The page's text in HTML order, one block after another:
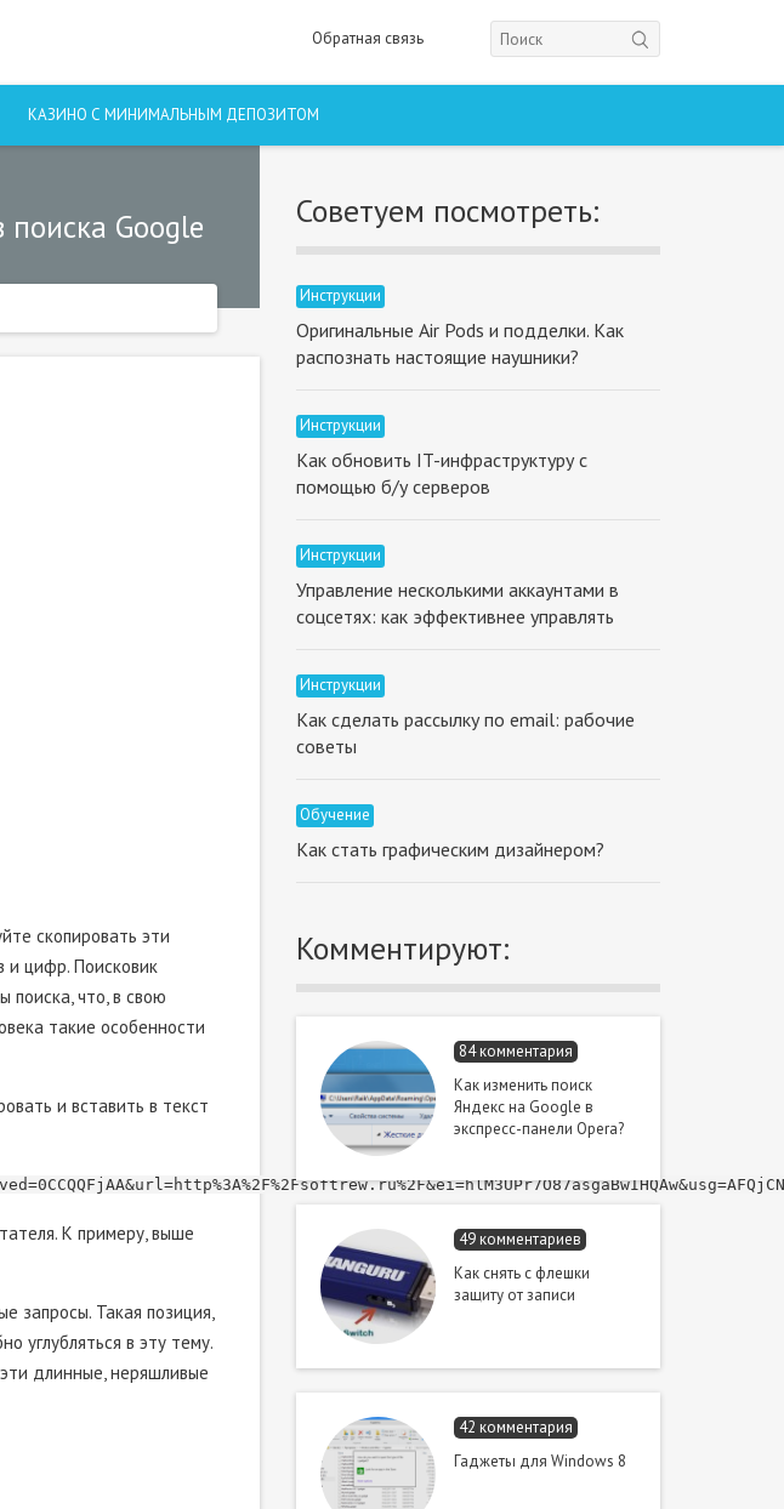
Обратная связь
КАЗИНО С МИНИМАЛЬНЫМ ДЕПОЗИТОМ
поиска Google
скопировать эти
и цифр. Поисковик
поиска, что, в свою
такие особенности
и вставить в текст
К примеру, выше
запросы. Такая позиция,
углубляться в эту тему.
длинные, неряшливые
Советуем посмотреть:
Инструкции
Оригинальные Air Pods и подделки. Как
распознать настоящие наушники?
Инструкции
Как обновить IT-инфраструктуру с
помощью б/у серверов
Инструкции
Управление несколькими аккаунтами в
соцсетях: как эффективнее управлять
Инструкции
Как сделать рассылку по email: рабочие
советы
Обучение
Как стать графическим дизайнером?
Комментируют:
84 комментария
Как изменить поиск
Яндекс на Google в
экспресс-панели Opera?
49 комментариев
Как снять с флешки
защиту от записи
42 комментария
Гаджеты для Windows 8